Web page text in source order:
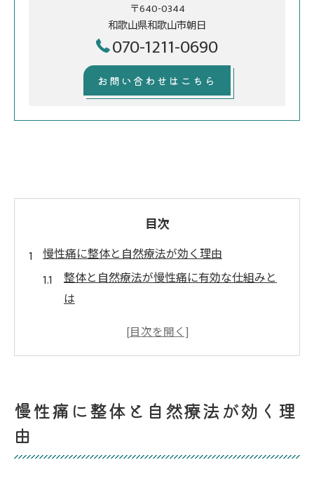
〒640-0344
和歌山県和歌山市朝日
070-1211-0690
お問い合わせはこちら
目次
慢性痛に整体と自然療法が効く理由
整体と自然療法が慢性痛に有効な仕組みと
は
自然療法と整体で期待できる慢性痛改善効
能性
自然療法と整体で健康維持を目指す方法
慢性痛に整体と自然療法が効く理
由